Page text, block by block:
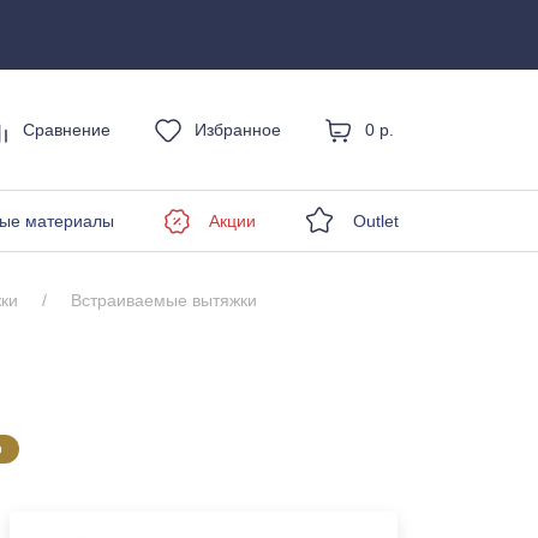
Сравнение Избранное 0 р.
материалы Акции Outlet
Встраиваемые вытяжки